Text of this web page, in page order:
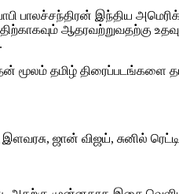
பாலச்சந்திரன் இந்திய
ஆதரவற்றுவதற்கு
மூலம் தமிழ் திரைப்படங்களை
ஜான் விஜய், சுனில்